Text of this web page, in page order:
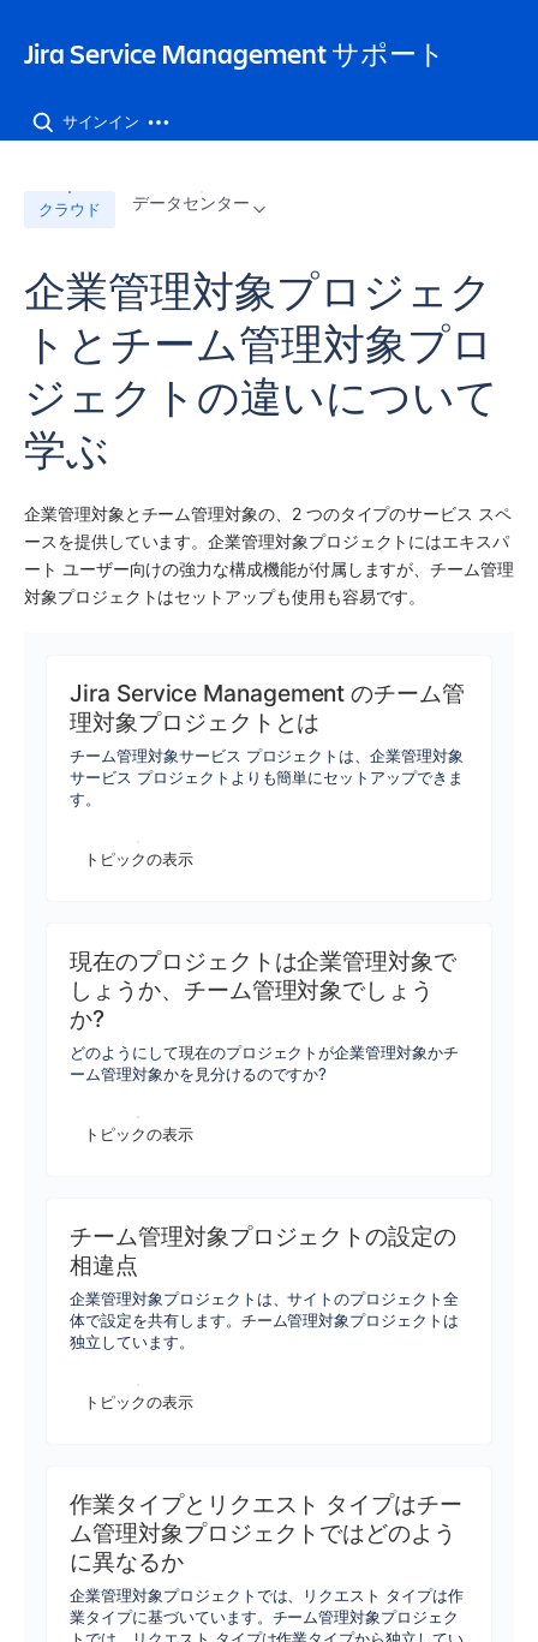
Jira Service Management サポート
サインイン
クラウド データセンター
企業管理対象プロジェク
トとチーム管理対象プロ
ジェクトの違いについて
学ぶ
企業管理対象 とチーム管理対象の、2 つのタイプのサービス スペ
ースを提供しています。企業管理対象プロジェクトにはエキスパ
ート ユーザー向けの強力な構成機能が付属しますが、チーム管理
対象プロジェクトはセットアップも使用も容易です。
Jira Service Management のチーム管
理対象プロジェクトとは
チーム管理対象サービス プロジェクトは、企業管理対象
サービス プロジェクトよりも簡単にセットアップできま
す。
トピックの表示
現在のプロジェクトは企業管理対象で
しょうか、チーム管理対象でしょう
か?
どのようにして現在のプロジェクトが企業管理対象かチ
ーム管理対象かを見分けるのですか?
トピックの表示
チーム管理対象プロジェクトの設定の
相違点
企業管理対象プロジェクトは、サイトのプロジェクト全
体で設定を共有します。チーム管理対象プロジェクトは
独立しています。
トピックの表示
作業タイプとリクエスト タイプはチー
ム管理対象プロジェクトではどのよう
に異なるか
企業管理対象プロジェクトでは、リクエスト タイプは作
業タイプに基づいています。チーム管理対象プロジェク
トでは、リクエスト タイプは作業タイプから独立してい